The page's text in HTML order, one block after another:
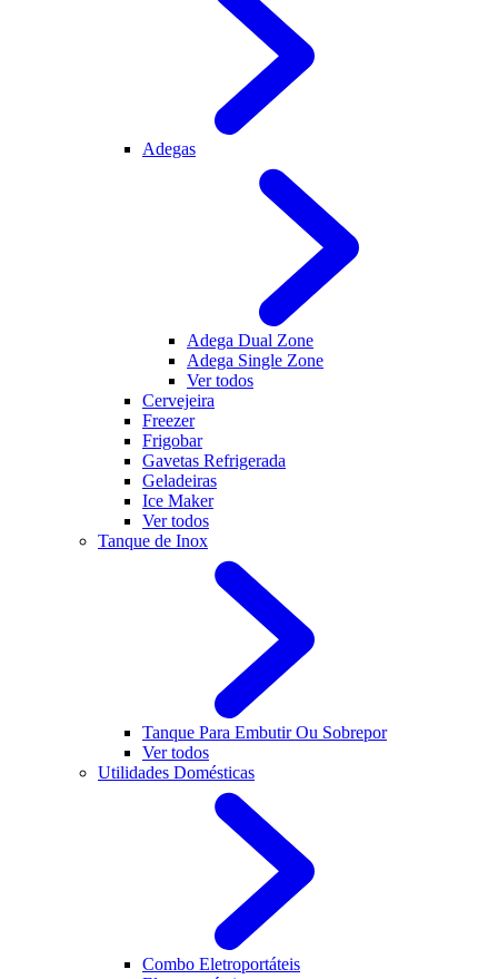
Adegas
Adega Dual Zone
Adega Single Zone
Ver todos
Cervejeira
Freezer
Frigobar
Gavetas Refrigerada
Geladeiras
Ice Maker
Ver todos
Tanque de Inox
Tanque Para Embutir Ou Sobrepor
Ver todos
Utilidades Domésticas
Combo Eletroportáteis